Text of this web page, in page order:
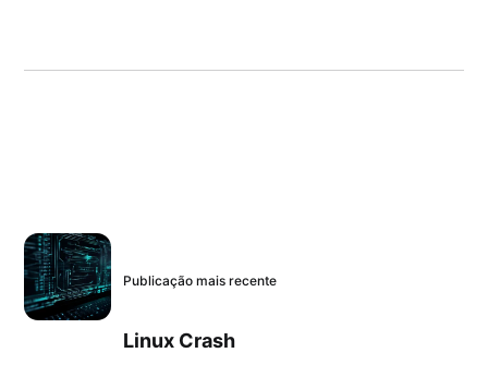
Publicação mais recente
Linux Crash